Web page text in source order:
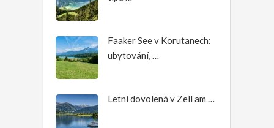
Faaker See v Korutanech:
ubytování, …
Letní dovolená v Zell am …